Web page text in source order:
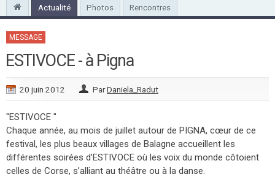
Actualité Photos Rencontres
MESSAGE
ESTIVOCE - à Pigna
20 juin 2012 ParDaniela_Radut
"ESTIVOCE "
Chaque année, au mois de juillet autour de PIGNA, cœur de ce
festival, les plus beaux villages de Balagne accueillent les
différentes soirées d’ESTIVOCE où les voix du monde côtoient
celles de Corse, s’alliant au théâtre ou à la danse.